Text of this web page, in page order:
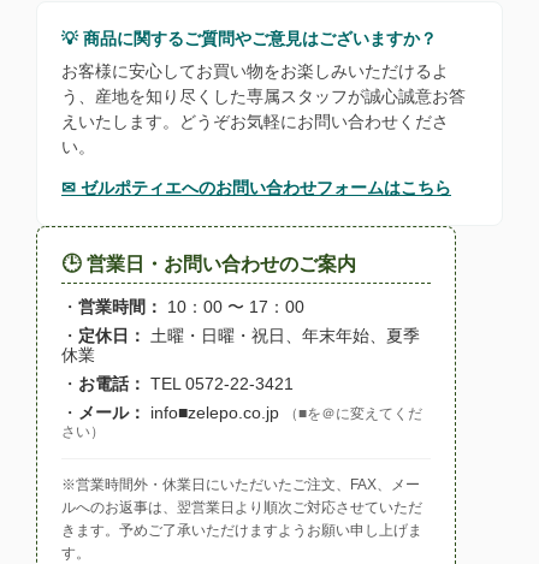
💡 商品に関するご質問やご意見はございますか？
お客様に安心してお買い物をお楽しみいただけるよ
う、産地を知り尽くした専属スタッフが誠心誠意お答
えいたします。どうぞお気軽にお問い合わせくださ
い。
✉ ゼルポティエへのお問い合わせフォームはこちら
🕒 営業日・お問い合わせのご案内
・ 営業時間：
10：00 〜 17：00
・ 定休日： 土曜・日曜・祝日、年末年始、夏季
休業
・ お電話： TEL 0572-22-3421
・ メール： info■zelepo.co.jp
（■を＠に変えてくだ
さい）
※営業時間外・休業日にいただいたご注文、FAX、メー
ルへのお返事は、翌営業日より順次ご対応させていただ
きます。予めご了承いただけますようお願い申し上げま
す。